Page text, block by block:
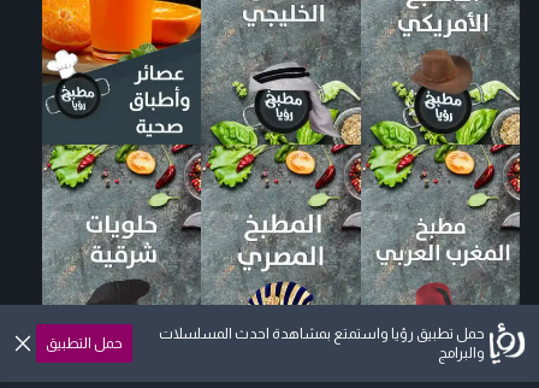
حمل تطبيق رؤيا واستمتع بمشاهدة احدث المسلسلات
والبرامج
حمل التطبيق